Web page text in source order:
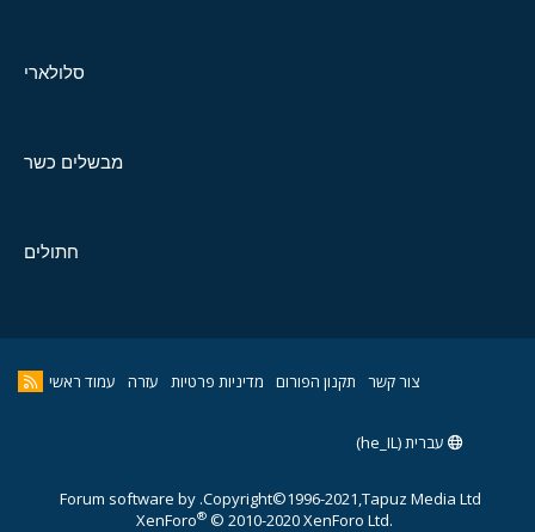
סלולארי
מבשלים כשר
חתולים
צור קשר תקנון הפורום מדיניות פרטיות עזרה עמוד ראשי
עברית (he_IL)
Copyright©1996-2021,Tapuz Media Ltd.
Forum software by
XenForo® © 2010-2020 XenForo Ltd.